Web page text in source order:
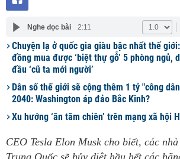
Nghe đọc bài 2:11
Chuyện lạ ở quốc gia giàu bậc nhất thế
đồng mua được ‘biệt thự gỗ’ 5 phòng ngủ,
đầu ‘cũ ta mới người’
Dân số thế giới sẽ cộng thêm 1 tỷ "công
2040: Washington áp đảo Bắc Kinh?
Xu hướng ‘ăn tăm chiên’ trên mạng xã hội
CEO Tesla Elon Musk cho biết, các
Trung Quốc sẽ hủy diệt hầu hết các